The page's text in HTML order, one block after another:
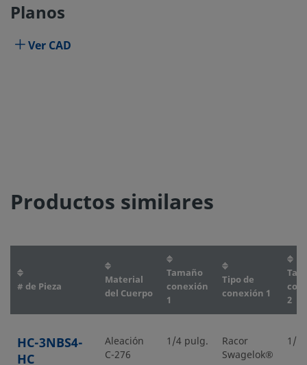
Planos
Ver CAD
Productos similares
# de Pieza
Material
del Cuerpo
Tamaño
conexión
1
Tipo de
conexión 1
2
HC-3NBS4-
HC
Aleación
C-276
1/4 pulg.
Racor
Swagelok®
1/4